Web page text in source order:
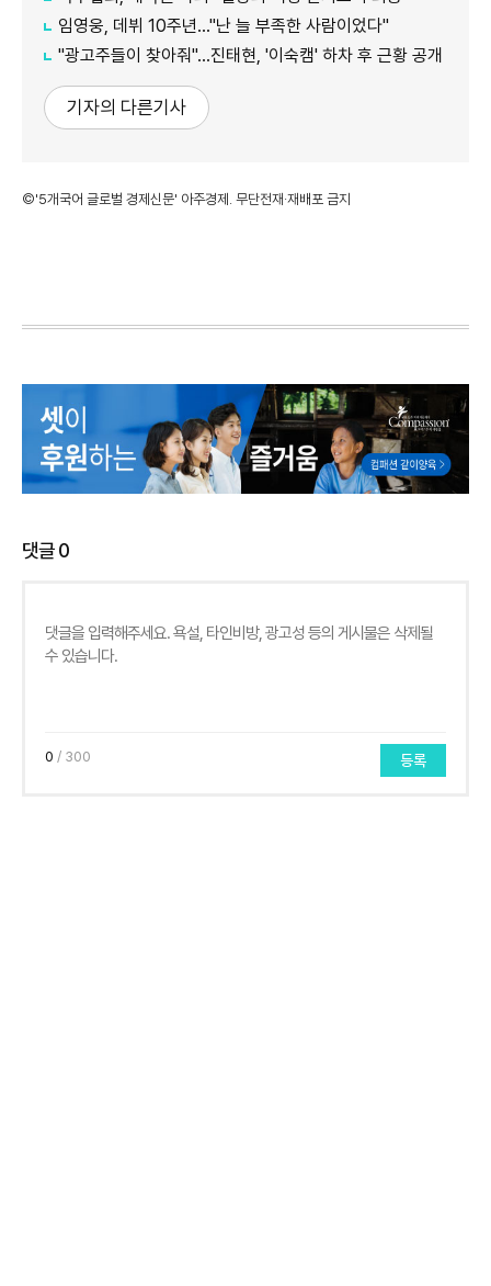
임영웅, 데뷔 10주년…"난 늘 부족한 사람이었다"
"광고주들이 찾아줘"…진태현, '이숙캠' 하차 후 근황 공개
기자의 다른기사
©'5개국어 글로벌 경제신문' 아주경제. 무단전재·재배포 금지
댓글0
0 / 300 등록